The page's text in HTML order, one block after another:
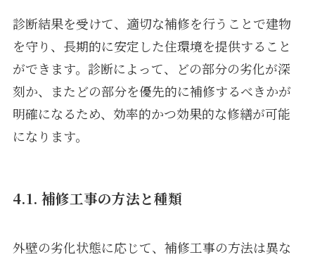
診断結果を受けて、適切な補修を行うことで建物
を守り、長期的に安定した住環境を提供すること
ができます。診断によって、どの部分の劣化が深
刻か、またどの部分を優先的に補修するべきかが
明確になるため、効率的かつ効果的な修繕が可能
になります。
4.1. 補修工事の方法と種類
外壁の劣化状態に応じて、補修工事の方法は異な